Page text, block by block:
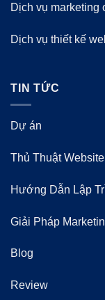
Dịch vụ marketing
Dịch vụ thiết kế
TIN TỨC
Dự án
Thủ Thuật Website
Hướng Dẫn Lập
Giải Pháp
Blog
Review